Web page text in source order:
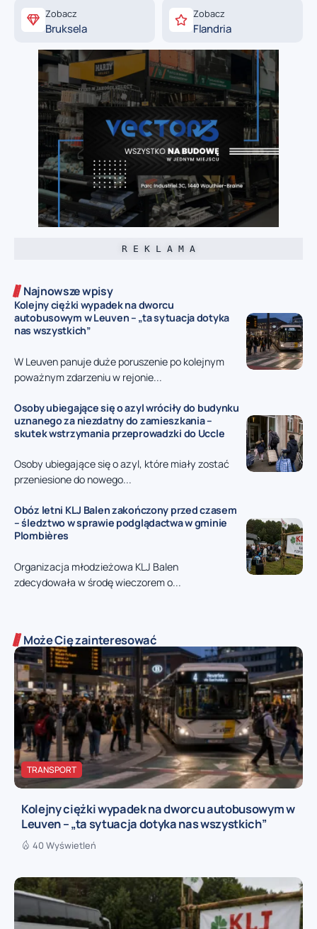
Zobacz
Bruksela
Zobacz
Flandria
R E K L A M A
Najnowsze wpisy
Kolejny ciężki wypadek na dworcu
autobusowym w Leuven – „ta sytuacja dotyka
nas wszystkich”
W Leuven panuje duże poruszenie po kolejnym
poważnym zdarzeniu w rejonie...
Osoby ubiegające się o azyl wróciły do budynku
uznanego za niezdatny do zamieszkania –
skutek wstrzymania przeprowadzki do Uccle
Osoby ubiegające się o azyl, które miały zostać
przeniesione do nowego...
Obóz letni KLJ Balen zakończony przed czasem
– śledztwo w sprawie podglądactwa w gminie
Plombières
Organizacja młodzieżowa KLJ Balen
zdecydowała w środę wieczorem o...
Może Cię zainteresować
TRANSPORT
Kolejny ciężki wypadek na dworcu autobusowym w
Leuven – „ta sytuacja dotyka nas wszystkich”
40 Wyświetleń